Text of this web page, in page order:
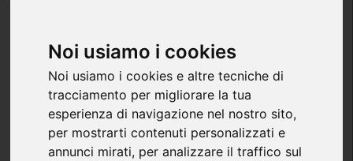
Noi usiamo i cookies
Noi usiamo i cookies e altre tecniche di
tracciamento per migliorare la tua
esperienza di navigazione nel nostro sito,
per mostrarti contenuti personalizzati e
annunci mirati, per analizzare il traffico sul
L'Acido Solforico Elettrolito di Marchi Industriale
S.p.A. è ottenuto utilizzando un moderno processo
catalitico a contatto che utilizza come materia
prima zolfo puro allo stato elementare.
Identificazione del prodotto